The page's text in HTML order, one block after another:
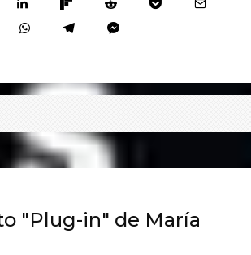
"Plug-in" de María